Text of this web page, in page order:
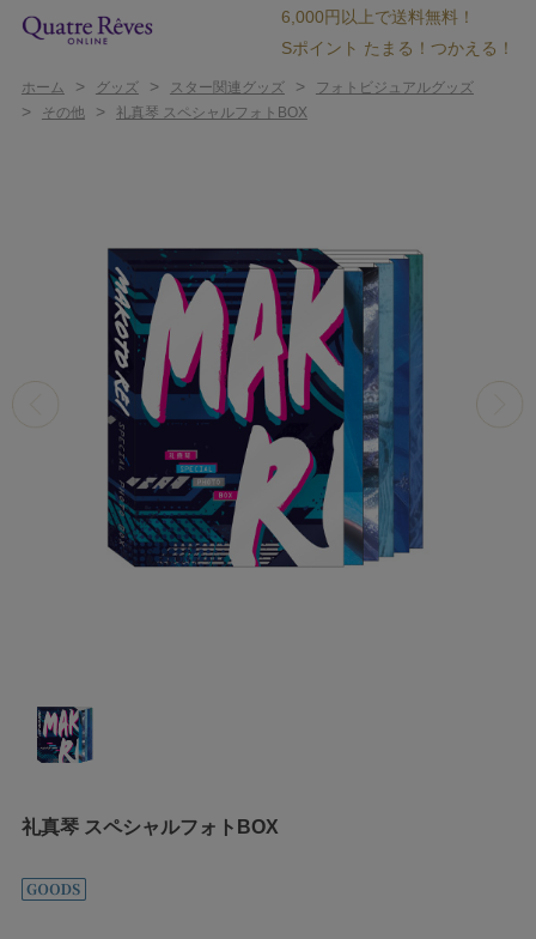
6,000円以上で送料無料！
Sポイント たまる！つかえる！
ホーム > グッズ > スター関連グッズ > フォトビジュアルグッズ
> その他 > 礼真琴 スペシャルフォトBOX
礼真琴 スペシャルフォトBOX